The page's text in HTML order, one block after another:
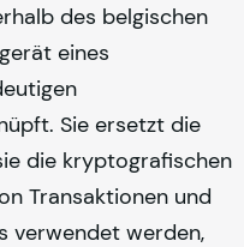
des belgischen
eines
Sie ersetzt die
die kryptografischen
Transaktionen und
verwendet werden,